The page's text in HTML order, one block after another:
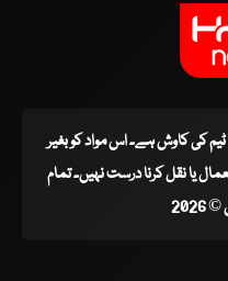
ٹیم کی کاوش ہے۔ اس مواد کو بغیر
یا نقل کرنا درست نہیں۔ تمام